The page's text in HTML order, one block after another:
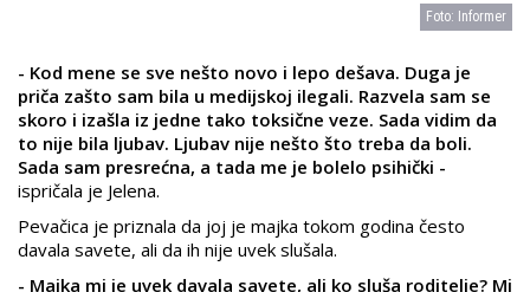
Foto: Informer
- Kod mene se sve nešto novo i lepo dešava. Duga je
priča zašto sam bila u medijskoj ilegali. Razvela sam se
skoro i izašla iz jedne tako toksične veze. Sada vidim da
to nije bila ljubav. Ljubav nije nešto što treba da boli.
Sada sam presrećna, a tada me je bolelo psihički -
ispričala je Jelena.
Pevačica je priznala da joj je majka tokom godina često
davala savete, ali da ih nije uvek slušala.
- Majka mi je uvek davala savete, ali ko sluša roditelje? Mi